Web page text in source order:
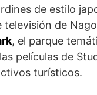
de estilo
de
, el parque
películas de
turísticos.